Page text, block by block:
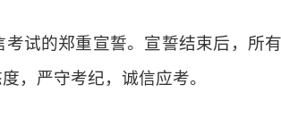
试的郑重宣誓。宣誓结束后，所
，严守考纪，诚信应考。